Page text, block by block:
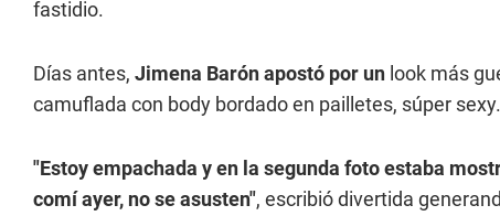
fastidio.
Días antes, Jimena Barón apostó por un look más
camuflada con body bordado en pailletes, súper sexy.
"Estoy empachada y en la segunda foto estaba
comí ayer, no se asusten", escribió divertida